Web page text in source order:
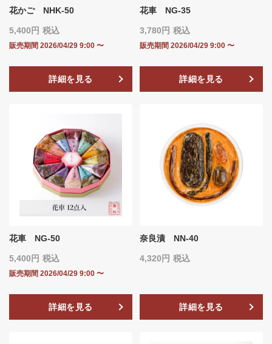
花かご NHK-50
5,400 税込
販売期間 2026/04/29 9:00 〜
詳細を見る
花車 NG-35
3,780 税込
販売期間 2026/04/29 9:00 〜
詳細を見る
花車 NG-50
5,400 税込
販売期間 2026/04/29 9:00 〜
詳細を見る
奈良漬 NN-40
4,320 税込
詳細を見る